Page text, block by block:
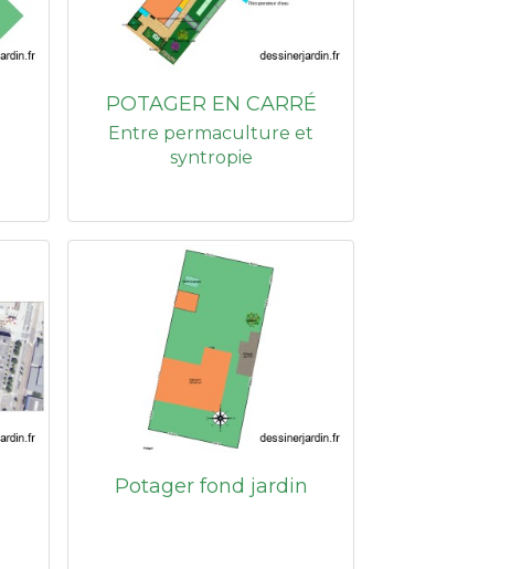
POTAGER EN CARRÉ
Entre permaculture et
syntropie
Potager fond jardin